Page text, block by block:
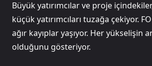
Büyük yatırımcılar ve proje
küçük yatırımcıları tuzağa çekiyor.
ağır kayıplar yaşıyor. Her yükselişin
olduğunu gösteriyor.